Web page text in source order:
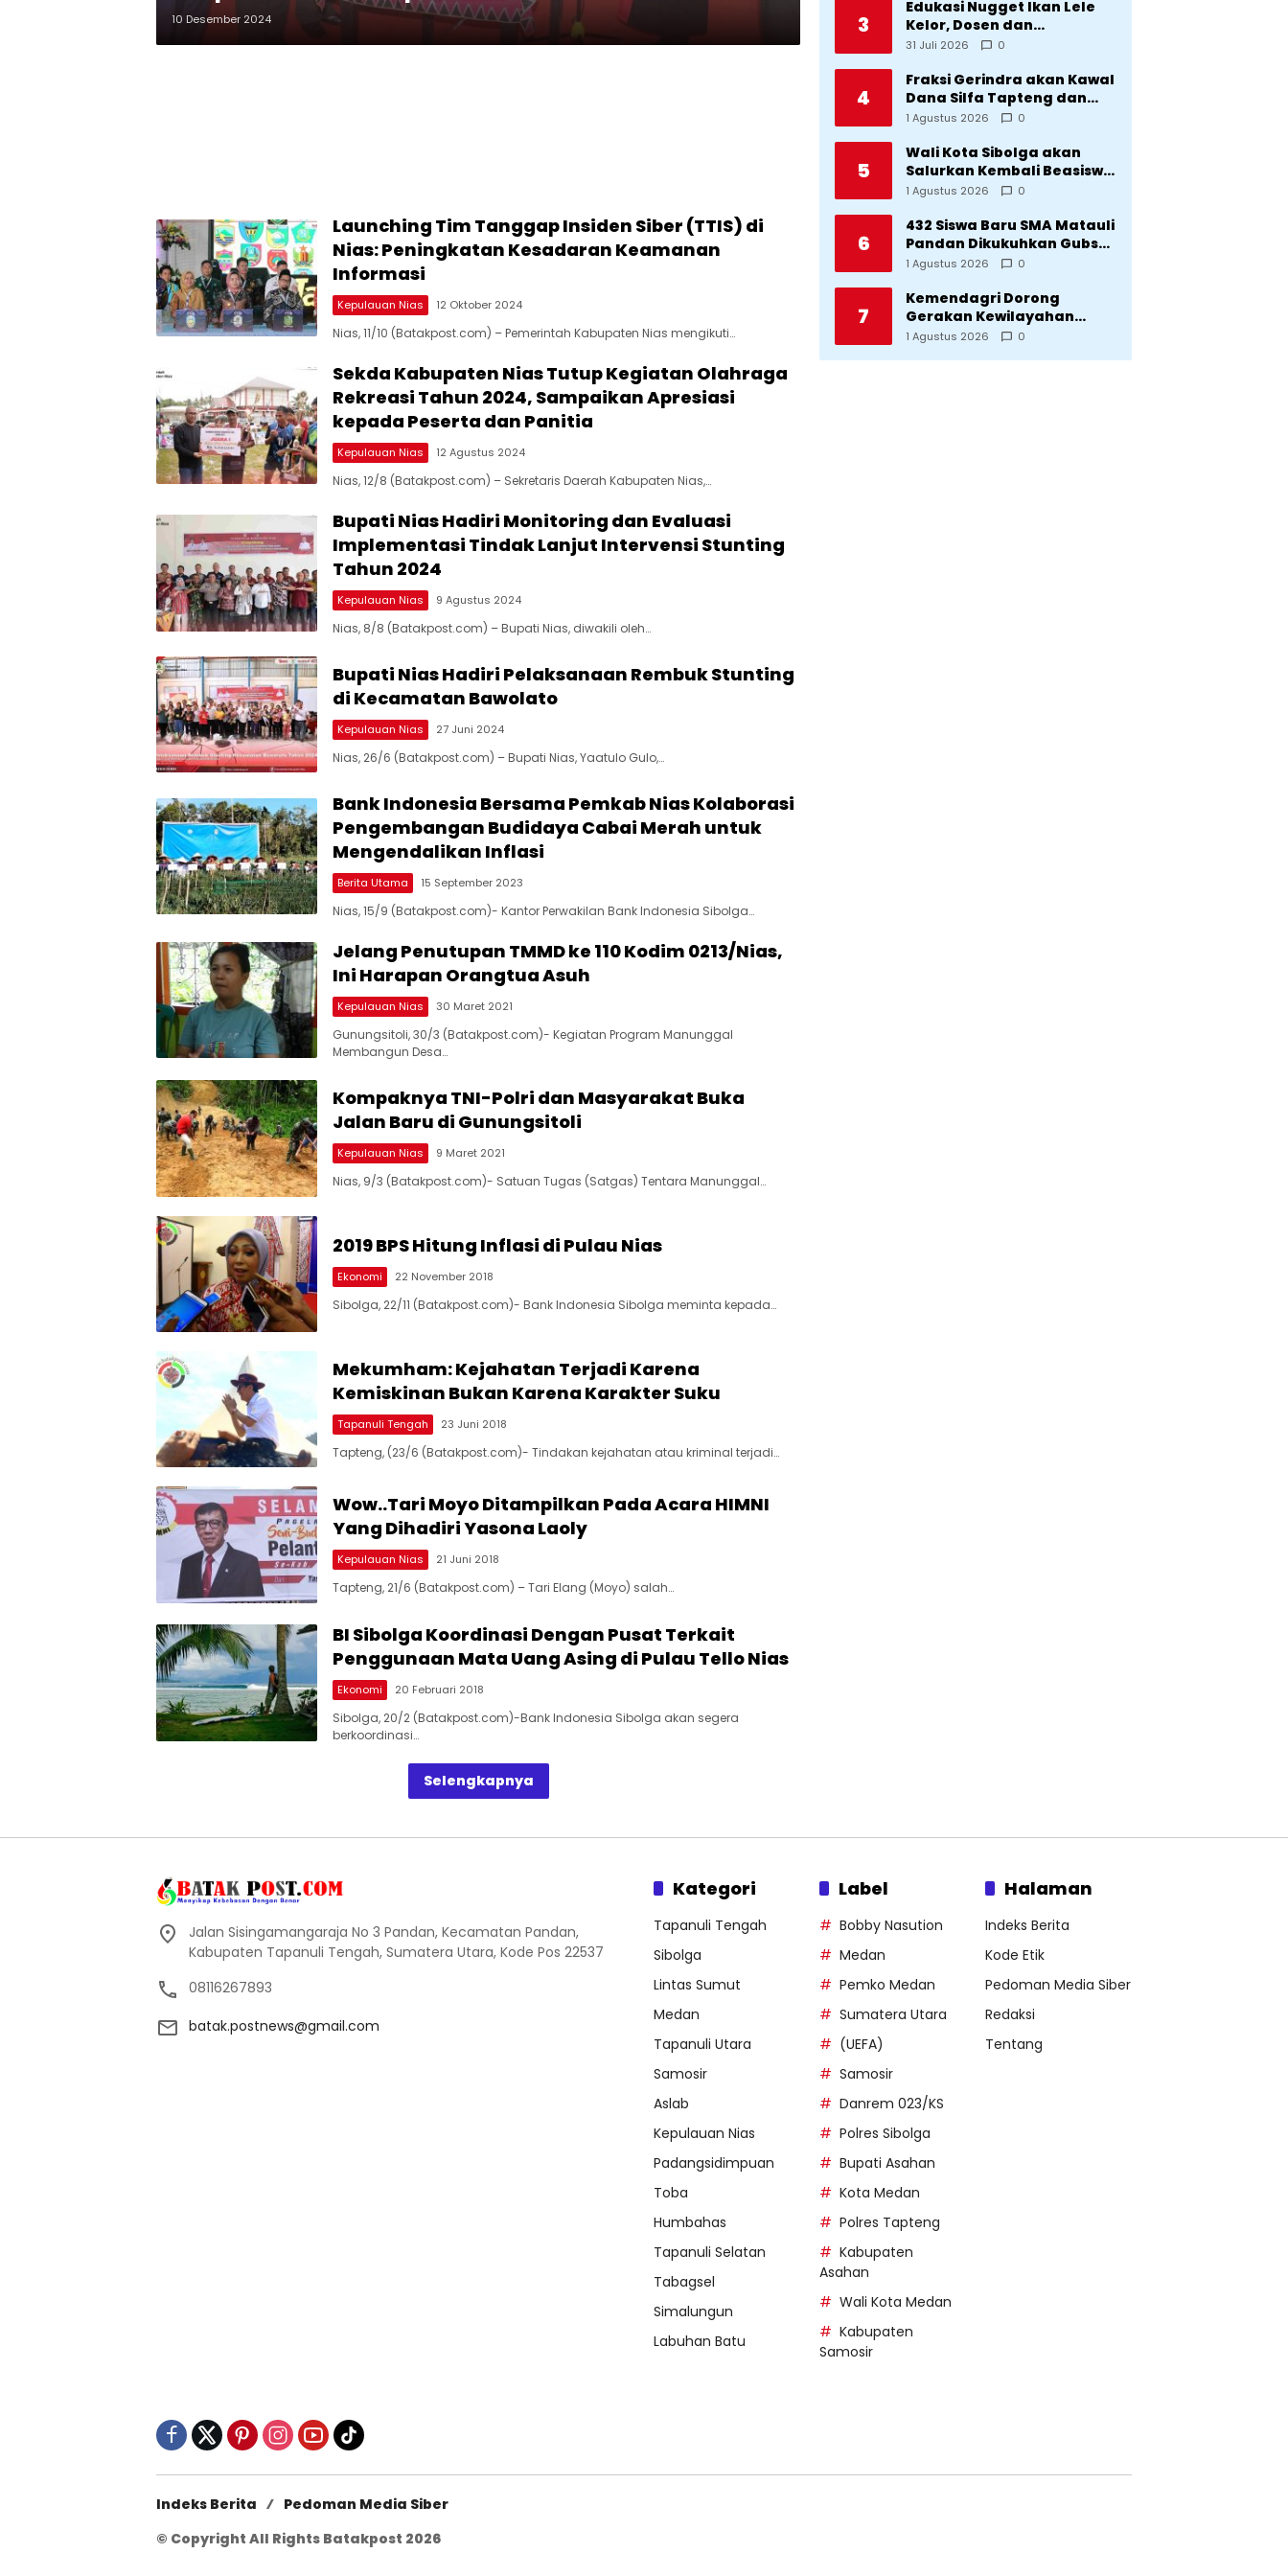
2029
10 Desember 2024
Launching Tim Tanggap Insiden Siber (TTIS) di
Nias: Peningkatan Kesadaran Keamanan
Informasi
Kepulauan Nias 12 Oktober 2024
Nias, 11/10 (Batakpost.com) – Pemerintah Kabupaten Nias mengikuti…
Sekda Kabupaten Nias Tutup Kegiatan Olahraga
Rekreasi Tahun 2024, Sampaikan Apresiasi
kepada Peserta dan Panitia
Kepulauan Nias 12 Agustus 2024
Nias, 12/8 (Batakpost.com) – Sekretaris Daerah Kabupaten Nias,…
Bupati Nias Hadiri Monitoring dan Evaluasi
Implementasi Tindak Lanjut Intervensi Stunting
Tahun 2024
Kepulauan Nias 9 Agustus 2024
Nias, 8/8 (Batakpost.com) – Bupati Nias, diwakili oleh…
Bupati Nias Hadiri Pelaksanaan Rembuk Stunting
di Kecamatan Bawolato
Kepulauan Nias 27 Juni 2024
Nias, 26/6 (Batakpost.com) – Bupati Nias, Yaatulo Gulo,…
Bank Indonesia Bersama Pemkab Nias Kolaborasi
Pengembangan Budidaya Cabai Merah untuk
Mengendalikan Inflasi
Berita Utama 15 September 2023
Nias, 15/9 (Batakpost.com)- Kantor Perwakilan Bank Indonesia Sibolga…
Jelang Penutupan TMMD ke 110 Kodim 0213/Nias,
Ini Harapan Orangtua Asuh
Kepulauan Nias 30 Maret 2021
Gunungsitoli, 30/3 (Batakpost.com)- Kegiatan Program Manunggal
Membangun Desa…
Kompaknya TNI-Polri dan Masyarakat Buka
Jalan Baru di Gunungsitoli
Kepulauan Nias 9 Maret 2021
Nias, 9/3 (Batakpost.com)- Satuan Tugas (Satgas) Tentara Manunggal…
2019 BPS Hitung Inflasi di Pulau Nias
Ekonomi 22 November 2018
Sibolga, 22/11 (Batakpost.com)- Bank Indonesia Sibolga meminta kepada…
Mekumham: Kejahatan Terjadi Karena
Kemiskinan Bukan Karena Karakter Suku
Tapanuli Tengah 23 Juni 2018
Tapteng, (23/6 (Batakpost.com)- Tindakan kejahatan atau kriminal terjadi…
Wow..Tari Moyo Ditampilkan Pada Acara HIMNI
Yang Dihadiri Yasona Laoly
Kepulauan Nias 21 Juni 2018
Tapteng, 21/6 (Batakpost.com) – Tari Elang (Moyo) salah…
BI Sibolga Koordinasi Dengan Pusat Terkait
Penggunaan Mata Uang Asing di Pulau Tello Nias
Ekonomi 20 Februari 2018
Sibolga, 20/2 (Batakpost.com)-Bank Indonesia Sibolga akan segera
berkoordinasi…
Selengkapnya
3
Edukasi Nugget Ikan Lele
Kelor, Dosen dan
Mahasiswa Dorong
Desa Silangkitang
Kecamatan Pahae Jae
31 Juli 2026 0
4
Fraksi Gerindra akan Kawal
Dana Silfa Tapteng dan
TKD Rp298 Miliar: Jangan
dan Provinsi Diklaim
Kerjaan Tapteng
1 Agustus 2026 0
5
Wali Kota Sibolga akan
Salurkan Kembali Beasiswa
Rp1 Miliar: Diproritaskan
Bencana
1 Agustus 2026 0
6
432 Siswa Baru SMA Matauli
Pandan Dikukuhkan Gubsu:
32 Tahun Matauli Cetak
1 Agustus 2026 0
7
Kemendagri Dorong
Gerakan Kewilayahan
Lawan Tuberkulosis
1 Agustus 2026 0
Jalan Sisingamangaraja No 3 Pandan, Kecamatan Pandan,
Kabupaten Tapanuli Tengah, Sumatera Utara, Kode Pos 22537
08116267893
batak.postnews@gmail.com
Kategori
Tapanuli Tengah
Sibolga
Lintas Sumut
Medan
Tapanuli Utara
Samosir
Aslab
Kepulauan Nias
Padangsidimpuan
Toba
Humbahas
Tapanuli Selatan
Tabagsel
Simalungun
Labuhan Batu
Label
Bobby Nasution
Medan
Pemko Medan
Sumatera Utara
(UEFA)
Samosir
Danrem 023/KS
Polres Sibolga
Bupati Asahan
Kota Medan
Polres Tapteng
Kabupaten
Asahan
Wali Kota Medan
Kabupaten
Samosir
Halaman
Indeks Berita
Kode Etik
Pedoman Media Siber
Redaksi
Tentang
Indeks Berita
Pedoman Media Siber
© Copyright All Rights Batakpost 2026